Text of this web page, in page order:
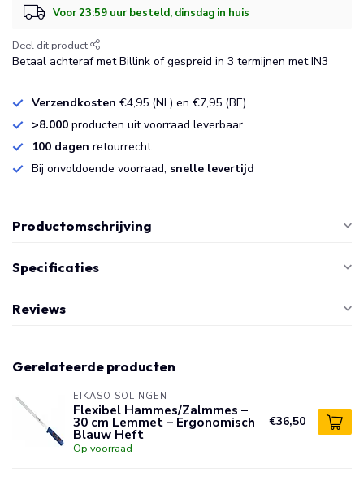
Voor 23:59 uur besteld, dinsdag in huis
Deel dit product
Betaal achteraf met Billink of gespreid in 3 termijnen met IN3
Verzendkosten €4,95 (NL) en €7,95 (BE)
>8.000 producten uit voorraad leverbaar
100 dagen retourrecht
Bij onvoldoende voorraad, snelle levertijd
Productomschrijving
Specificaties
Reviews
Gerelateerde producten
EIKASO SOLINGEN
Flexibel Hammes/Zalmmes –
30 cm Lemmet – Ergonomisch
Blauw Heft
Op voorraad
€36,50